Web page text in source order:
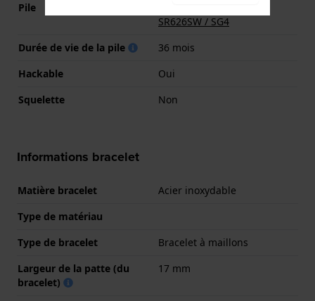
Pile
SR626SW / SG4
Durée de vie de la pile
36 mois
Hackable
Oui
Squelette
Non
Informations bracelet
Matière bracelet
Acier inoxydable
Type de matériau
Type de bracelet
Bracelet à maillons
Largeur de la patte (du
bracelet)
17 mm